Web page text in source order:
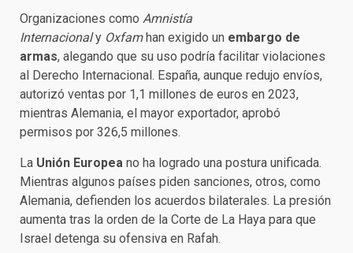
Organizaciones como Amnistía
Internacionaly Oxfamhan exigido un embargo de
armas, alegando que su uso podría facilitar violaciones
al Derecho Internacional. España, aunque redujo envíos,
autorizó ventas por 1,1 millones de euros en 2023,
mientras Alemania, el mayor exportador, aprobó
permisos por 326,5 millones.
La Unión Europea no ha logrado una postura unificada.
Mientras algunos países piden sanciones, otros, como
Alemania, defienden los acuerdos bilaterales. La presión
aumenta tras la orden de la Corte de La Haya para que
Israel detenga su ofensiva en Rafah.